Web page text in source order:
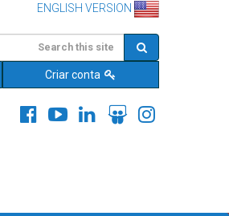
ENGLISH VERSION
Criar conta